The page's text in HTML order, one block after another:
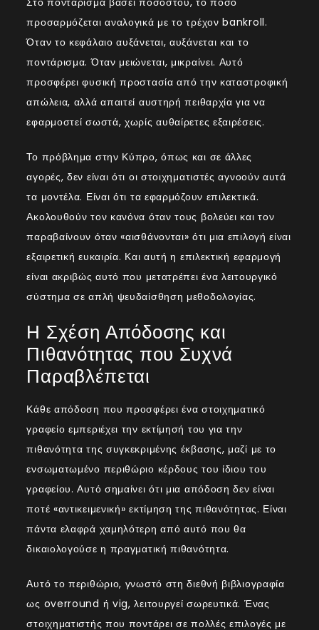
προσαρμόζεται αναλογικά με το τρέχον bankroll.
Όταν το κεφάλαιο αυξάνεται, αυξάνεται και το
ποντάρισμα. Όταν μειώνεται, μικραίνει. Αυτό
προσφέρει φυσική προστασία από την καταστροφική
απώλεια, αλλά απαιτεί αυστηρή πειθαρχία για να
εφαρμοστεί σωστά, χωρίς αυθαίρετες εξαιρέσεις.
Το πρόβλημα στην Κύπρο, όπως και σε άλλες
αγορές, δεν είναι ότι οι στοιχηματιστές αγνοούν αυτά
τα μοντέλα. Είναι ότι τα εφαρμόζουν επιλεκτικά.
Ακολουθούν τον κανόνα όταν τους βολεύει και τον
παραβαίνουν όταν «αισθάνονται» ότι μια επιλογή είναι
εξαιρετική ευκαιρία. Και αυτή η επιλεκτική εφαρμογή
είναι ακριβώς αυτό που μετατρέπει ένα λειτουργικό
σύστημα σε απλή ψευδαίσθηση μεθοδολογίας.
Η Σχέση Απόδοσης και
Πιθανότητας που Συχνά
Παραβλέπεται
Κάθε απόδοση που προσφέρει ένα στοιχηματικό
γραφείο εμπεριέχει την εκτίμησή του για την
πιθανότητα της συγκεκριμένης έκβασης, μαζί με το
ενσωματωμένο περιθώριο κέρδους του ίδιου του
γραφείου. Αυτό σημαίνει ότι μια απόδοση δεν είναι
ποτέ «αντικειμενική» εκτίμηση της πιθανότητας. Είναι
πάντα ελαφρά χαμηλότερη από αυτό που θα
δικαιολογούσε η πραγματική πιθανότητα.
Αυτό το περιθώριο, γνωστό στη διεθνή βιβλιογραφία
ως overround ή vig, λειτουργεί σωρευτικά. Ένας
στοιχηματιστής που ποντάρει σε πολλές επιλογές με